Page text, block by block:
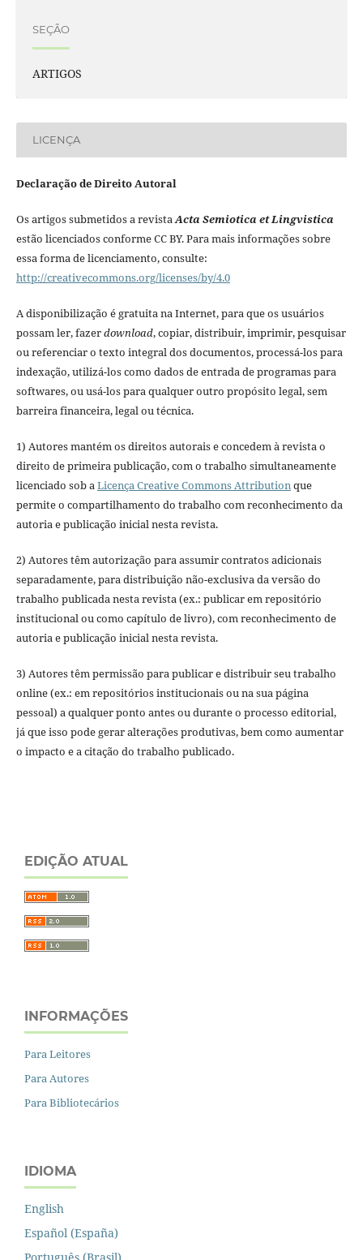
SEÇÃO
ARTIGOS
LICENÇA
Declaração de Direito Autoral
Os artigos submetidos a revistaActa Semiotica et Lingvistica
estão licenciados conforme CC BY. Para mais informações sobre
essa forma de licenciamento, consulte:
http://creativecommons.org/licenses/by/4.0
A disponibilização é gratuita na Internet, para que os usuários
possam ler, fazerdownload, copiar, distribuir, imprimir, pesquisar
ou referenciar o texto integral dos documentos, processá-los para
indexação, utilizá-los como dados de entrada de programas para
softwares, ou usá-los para qualquer outro propósito legal, sem
barreira financeira, legal ou técnica.
1) Autores mantém os direitos autorais e concedem à revista o
direito de primeira publicação, com o trabalho simultaneamente
licenciado sob aLicença Creative Commons Attributionque
permite o compartilhamento do trabalho com reconhecimento da
autoria e publicação inicial nesta revista.
2) Autores têm autorização para assumir contratos adicionais
separadamente, para distribuição não-exclusiva da versão do
trabalho publicada nesta revista (ex.: publicar em repositório
institucional ou como capítulo de livro), com reconhecimento de
autoria e publicação inicial nesta revista.
3) Autores têm permissão para publicar e distribuir seu trabalho
online (ex.: em repositórios institucionais ou na sua página
pessoal) a qualquer ponto antes ou durante o processo editorial,
já que isso pode gerar alterações produtivas, bem como aumentar
o impacto e a citação do trabalho publicado.
EDIÇÃO ATUAL
INFORMAÇÕES
Para Leitores
Para Autores
Para Bibliotecários
IDIOMA
English
Español (España)
Português (Brasil)